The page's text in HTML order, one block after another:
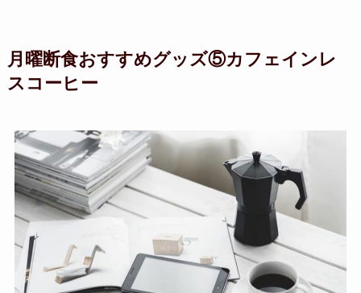
月曜断食おすすめグッズ⑤カフェインレ
スコーヒー